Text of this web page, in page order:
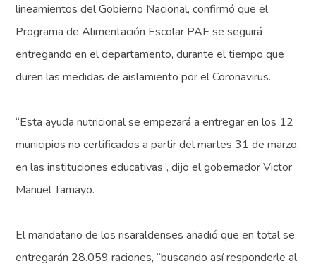
lineamientos del Gobierno Nacional, confirmó que el
Programa de Alimentación Escolar PAE se seguirá
entregando en el departamento, durante el tiempo que
duren las medidas de aislamiento por el Coronavirus.
“Esta ayuda nutricional se empezará a entregar en los 12
municipios no certificados a partir del martes 31 de marzo,
en las instituciones educativas”, dijo el gobernador Victor
Manuel Tamayo.
El mandatario de los risaraldenses añadió que en total se
entregarán 28.059 raciones, “buscando así responderle al